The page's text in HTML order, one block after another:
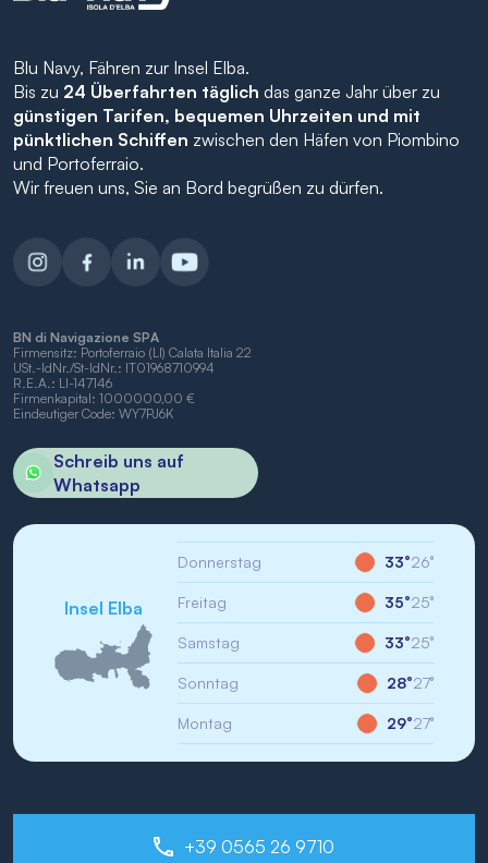
Blu Navy, Fähren zur Insel Elba.
Bis zu 24 Überfahrten täglich das ganze Jahr über zu
günstigen Tarifen, bequemen Uhrzeiten und mit
pünktlichen Schiffen zwischen den Häfen von Piombino
und Portoferraio.
Wir freuen uns, Sie an Bord begrüßen zu dürfen.
BN di Navigazione SPA
Firmensitz: Portoferraio (LI) Calata Italia 22
USt.-IdNr./St-IdNr.: IT01968710994
R.E.A.: LI-147146
Firmenkapital: 1000000,00 €
Eindeutiger Code: WY7PJ6K
Schreib uns auf
Whatsapp
Insel Elba
Donnerstag 33°26°
Freitag 35°25°
Samstag 33°25°
Sonntag 28°27°
Montag 29°27°
+39 0565 26 9710